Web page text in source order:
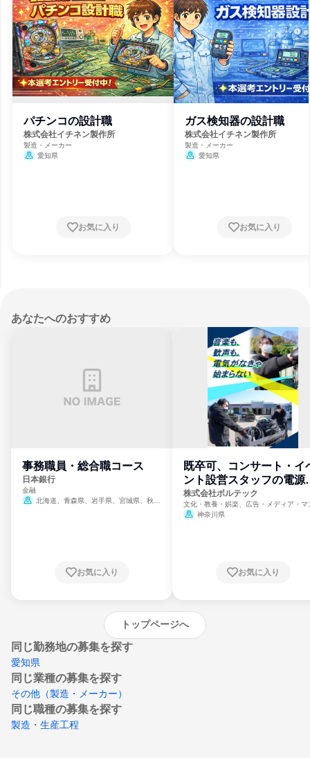
パチンコの設計職
株式会社イチネン製作所
製造・メーカー
愛知県
お気に入り
ガス検知器の設計職
株式会社イチネン製作所
製造・メーカー
愛知県
お気に入り
あなたへのおすすめ
事務職員・総合職コース
日本銀行
金融
北海道、青森県、岩手県、宮城県、秋田
崎県、熊本県、大分県、宮崎県、鹿児島県、
お気に入り
既卒可、コンサート・イ
ント設営スタッフの電源
門
株式会社ボルテック
文化・教養・娯楽、広告・メディア・マ
ミ、電力・ガス・水道・エネルギー
神奈川県
お気に入り
トップページへ
同じ勤務地の募集を探す
愛知県
同じ業種の募集を探す
その他（製造・メーカー）
同じ職種の募集を探す
製造・生産工程